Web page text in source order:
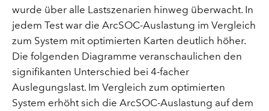
wurde über alle Lastszenarien hinweg überwacht. In
jedem Test war die ArcSOC-Auslastung im Vergleich
zum System mit optimierten Karten deutlich höher.
Die folgenden Diagramme veranschaulichen den
signifikanten Unterschied bei 4-facher
Auslegungslast. Im Vergleich zum optimierten
System erhöht sich die ArcSOC-Auslastung auf dem